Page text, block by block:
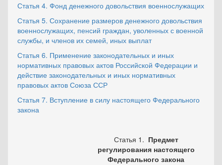
Статья 4. Фонд денежного довольствия военнослужащих
Статья 5. Сохранение размеров денежного довольствия
военнослужащих, пенсий граждан, уволенных с военной
службы, и членов их семей, иных выплат
Статья 6. Применение законодательных и иных
нормативных правовых актов Российской Федерации и
действие законодательных и иных нормативных
правовых актов Союза ССР
Статья 7. Вступление в силу настоящего Федерального
закона
Статья 1. Предмет
регулирования настоящего
Федерального закона